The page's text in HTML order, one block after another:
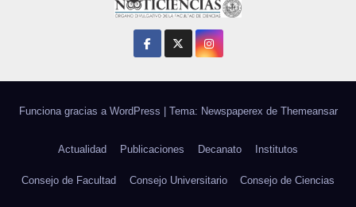
Funciona gracias a WordPress | Tema: Newspaperex de Themeansar
Actualidad Publicaciones Decanato Institutos
Consejo de Facultad Consejo Universitario Consejo de Ciencias